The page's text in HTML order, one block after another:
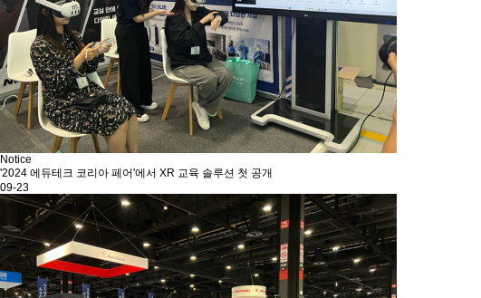
Notice
'2024 에듀테크 코리아 페어'에서 XR 교육 솔루션 첫 공개
09-23